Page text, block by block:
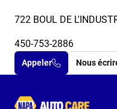
722 BOUL DE
450-753-2886
Appeler Nous